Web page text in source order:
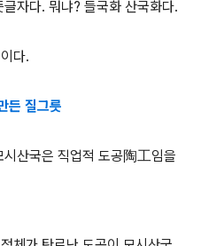
자다. 뭐냐? 들국화 산국화다.
다.
든 질그릇
산국은 직업적 도공陶工임을